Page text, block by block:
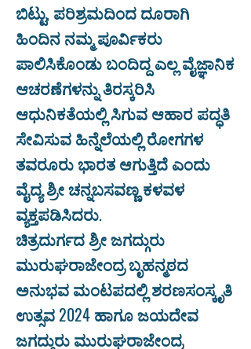
ಬಿಟ್ಟು, ಪರಿಶ್ರಮದಿಂದ ದೂರಾಗಿ
ಹಿಂದಿನ ನಮ್ಮ ಪೂರ್ವಿಕರು
ಪಾಲಿಸಿಕೊಂಡು ಬಂದಿದ್ದ ಎಲ್ಲ ವೈಜ್ಞಾನಿಕ
ಆಚರಣೆಗಳನ್ನು ತಿರಸ್ಕರಿಸಿ
ಆಧುನಿಕತೆಯಲ್ಲಿ ಸಿಗುವ ಆಹಾರ ಪದ್ಧತಿ
ಸೇವಿಸುವ ಹಿನ್ನೆಲೆಯಲ್ಲಿ ರೋಗಗಳ
ತವರೂರು ಭಾರತ ಆಗುತ್ತಿದೆ ಎಂದು
ವೈದ್ಯ ಶ್ರೀ ಚನ್ನಬಸವಣ್ಣ ಕಳವಳ
ವ್ಯಕ್ತಪಡಿಸಿದರು.
ಚಿತ್ರದುರ್ಗದ ಶ್ರೀ ಜಗದ್ಗುರು
ಮುರುಘರಾಜೇಂದ್ರ ಬೃಹನ್ಮಠದ
ಅನುಭವ ಮಂಟಪದಲ್ಲಿ ಶರಣಸಂಸ್ಕೃತಿ
ಉತ್ಸವ 2024 ಹಾಗೂ ಜಯದೇವ
ಜಗದ್ಗುರು ಮುರುಘರಾಜೇಂದ್ರ